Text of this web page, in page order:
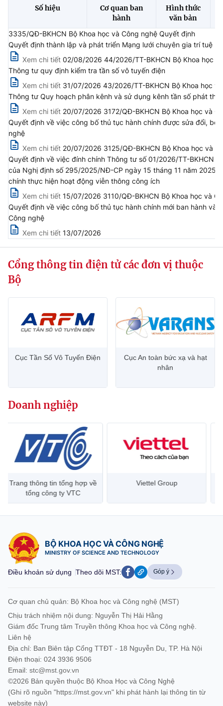
Điện thoại: 024 3936 9506
©2026 Bản quyền thuộc Bộ Khoa Học và Công Nghệ
(Ghi rõ nguồn "https://mst.gov.vn" khi phát hành lại thông tin từ
website này)
Số hiệu
Cơ quan ban
hành
Hình thức
văn bản
3335/QĐ-BKHCN Bộ Khoa học và Công nghệ Quyết định
Quyết định thành lập và phát triển Mạng lưới chuyên gia trí tuệ
Xem chi tiết 02/08/2026 44/2026/TT-BKHCN Bộ Khoa học
Thông tư quy định kiểm tra tần số vô tuyến điện
Xem chi tiết 31/07/2026 43/2026/TT-BKHCN Bộ Khoa học
Thông tư Quy hoạch phân kênh và sử dụng kênh tần số phát
Xem chi tiết 20/07/2026 3172/QĐ-BKHCN Bộ Khoa học và
Quyết định về việc công bố thủ tục hành chính được sửa đổi,
nghệ
Xem chi tiết 20/07/2026 3125/QĐ-BKHCN Bộ Khoa học và
Quyết định về việc đính chính Thông tư số 01/2026/TT-BKHCN
của Nghị định số 295/2025/NĐ-CP ngày 15 tháng 11 năm 2025
chính thực hiện hoạt động viễn thông công ích
Xem chi tiết 15/07/2026 3110/QĐ-BKHCN Bộ Khoa học và
Quyết định về việc công bố thủ tục hành chính mới ban hành
Công nghệ
Xem chi tiết 13/07/2026
Cổng thông tin điện tử các đơn vị thuộc
Bộ
Cục Tần Số Vô Tuyến Điện
Cục An toàn bức xạ và hạt
nhân
Doanh nghiệp
Trang thông tin tổng hợp về
tổng công ty VTC
Viettel Group
BỘ KHOA HỌC VÀ CÔNG NGHỆ
MINISTRY OF SCIENCE AND TECHNOLOGY
Điều khoản sử dụng Theo dõi MST: Góp ý
Cơ quan chủ quản: Bộ Khoa học và Công nghệ (MST)
Chịu trách nhiệm nội dung: Nguyễn Thị Hải Hằng
Giám đốc Trung tâm Truyền thông Khoa học và Công nghệ.
Liên hệ
Địa chỉ: Ban Biên tập Cổng TTĐT - 18 Nguyễn Du, TP. Hà Nội
Điện thoại: 024 3936 9506
Email: stc@mst.gov.vn
©2026 Bản quyền thuộc Bộ Khoa Học và Công Nghệ
(Ghi rõ nguồn "https://mst.gov.vn" khi phát hành lại thông tin từ
website này)